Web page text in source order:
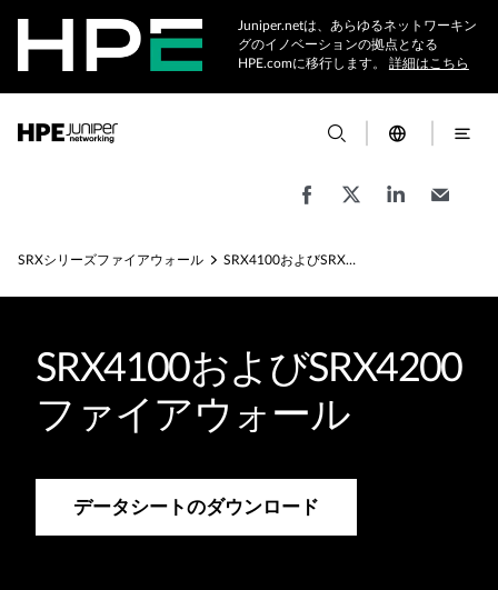
Juniper.netは、あらゆるネットワーキン
グのイノベーションの拠点となる
HPE.comに移行します。 詳細はこちら
SRXシリーズファイアウォール SRX4100およびSRX4200ファイアウォール
SRX4100およびSRX4200
ファイアウォール
データシートのダウンロード